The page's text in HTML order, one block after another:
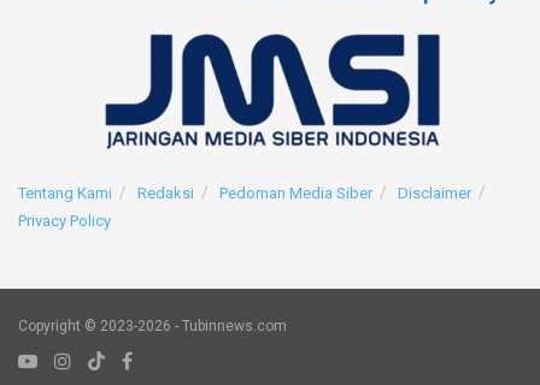
Tentang Kami Redaksi Pedoman Media Siber
Disclaimer
Privacy Policy
Copyright © 2023-2026 - Tubinnews.com